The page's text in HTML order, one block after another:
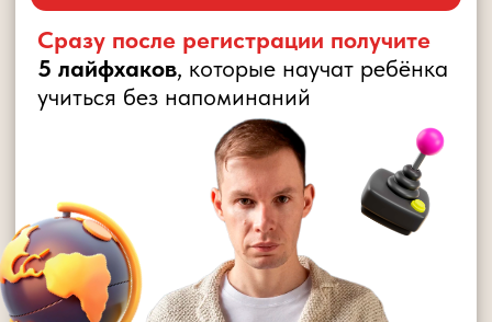
ВЫ, НАВЕРНЯКА, УЖЕ ПРОБОВАЛИ:
Договариваться